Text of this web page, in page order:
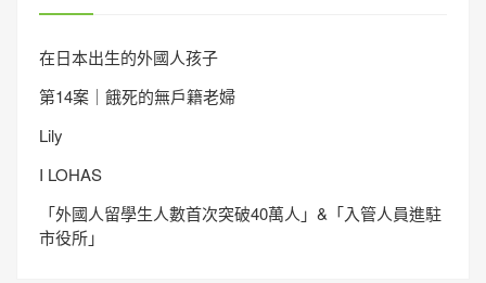
在日本出生的外國人孩子
第14案｜餓死的無戶籍老婦
Lily
I LOHAS
「外國人留學生人數首次突破40萬人」&「入管人員進駐
市役所」